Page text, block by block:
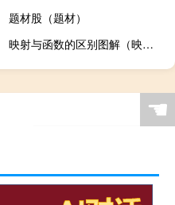
题材股（题材）
映射与函数的区别图解（映射与函数的区别）
☚